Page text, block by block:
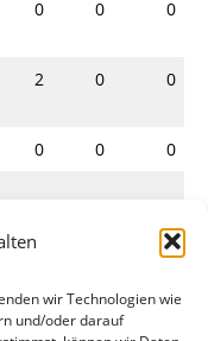
wir Technologien wie
und/oder darauf
0 0 0
2 0 0
0 0
0
0
0